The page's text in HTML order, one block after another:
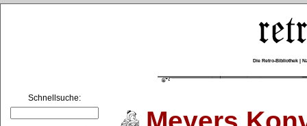
Die Retro-Bibliothek |
Schnellsuche: